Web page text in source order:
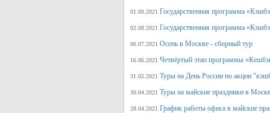
01.09.2021 Государственная программа
02.08.2021 Государственная программа
06.07.2021 Осень в Москве - сборный тур
16.06.2021 Четвёртый этап программы
31.05.2021 Туры на День России по акции
30.04.2021 Туры на майские праздники в
28.04.2021 График работы офиса в майские